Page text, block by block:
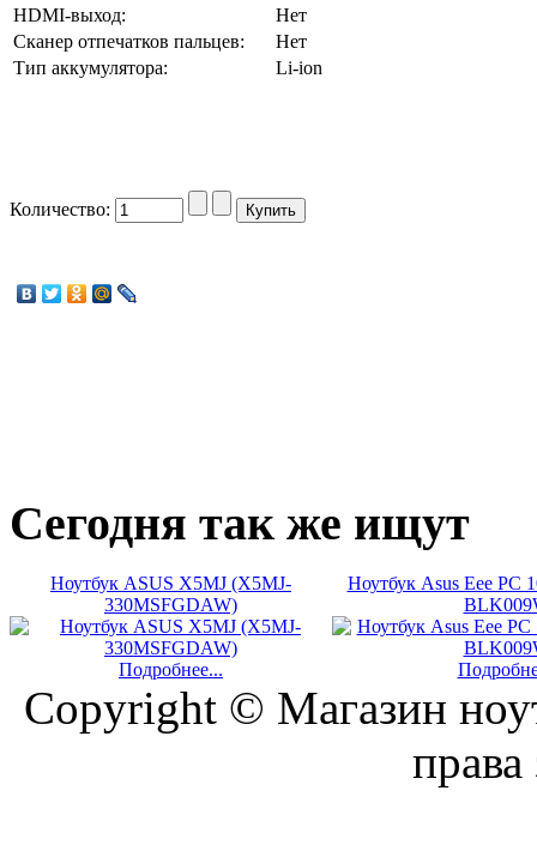
HDMI-выход:
Нет
Сканер отпечатков пальцев:
Нет
Тип аккумулятора:
Li-ion
Количество:
Сегодня так же ищут
Ноутбук ASUS X5MJ (X5MJ-
330MSFGDAW)
Подробнее...
Ноутбук Asus Eee PC
Copyright © Магазин